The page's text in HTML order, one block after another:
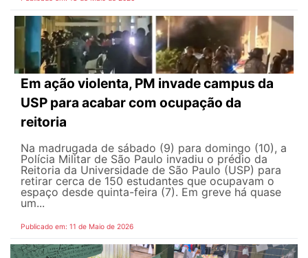
Em ação violenta, PM invade campus da
USP para acabar com ocupação da
reitoria
Na madrugada de sábado (9) para domingo (10), a
Polícia Militar de São Paulo invadiu o prédio da
Reitoria da Universidade de São Paulo (USP) para
retirar cerca de 150 estudantes que ocupavam o
espaço desde quinta-feira (7). Em greve há quase
um...
Publicado em: 11 de Maio de 2026